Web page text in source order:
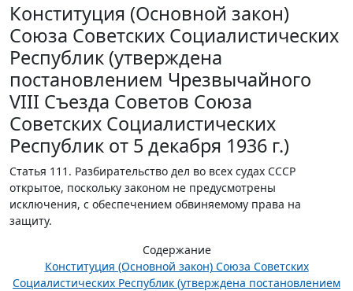
Конституция (Основной закон)
Союза Советских Социалистических
Республик (утверждена
постановлением Чрезвычайного
VIII Съезда Советов Союза
Советских Социалистических
Республик от 5 декабря 1936 г.)
Статья 111. Разбирательство дел во всех судах СССР
открытое, поскольку законом не предусмотрены
исключения, с обеспечением обвиняемому права на
защиту.
Содержание
Конституция (Основной закон) Союза Советских
Социалистических Республик (утверждена постановлением